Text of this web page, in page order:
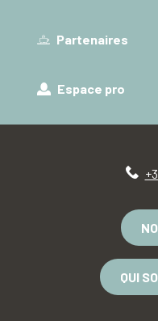
Partenaires
Espace pro
QUI